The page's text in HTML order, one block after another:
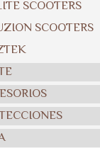
SCOOTERS
SCOOTERS